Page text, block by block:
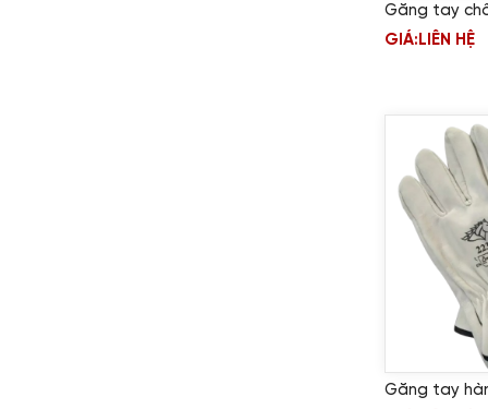
Găng tay
GIÁ: LIÊN HỆ
Găng tay